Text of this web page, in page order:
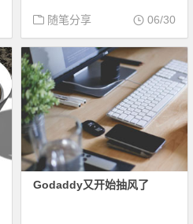
随笔分享 06/30
Godaddy又开始抽风了